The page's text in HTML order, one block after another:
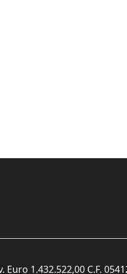
1.432.522,00 C.F.